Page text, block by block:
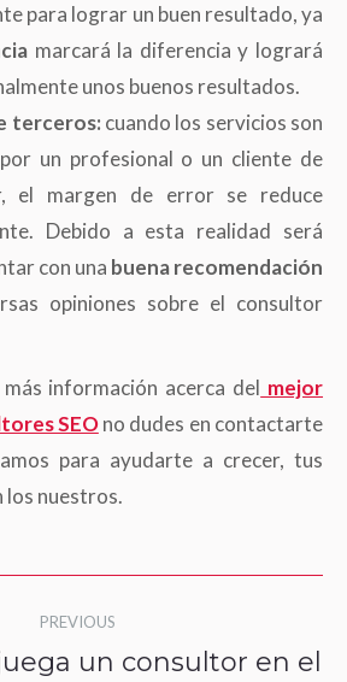
para lograr un buen resultado, ya
marcará la diferencia y logrará
unos buenos resultados.
terceros: cuando los servicios son
un profesional o un cliente de
el margen de error se reduce
Debido a esta realidad será
con una buena recomendación
opiniones sobre el consultor
información acerca del mejor
SEOno dudes en contactarte
para ayudarte a crecer, tus
los nuestros.
PREVIOUS
un consultor en el